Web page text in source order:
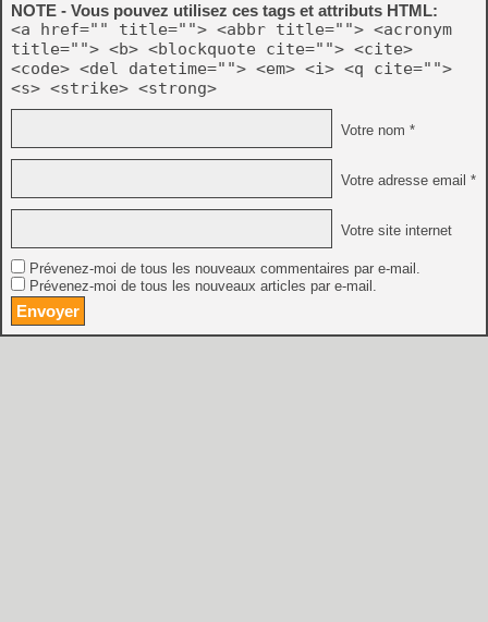
NOTE - Vous pouvez utilisez ces tags et attributs HTML:
<a href="" title=""> <abbr title=""> <acronym
title=""> <b> <blockquote cite=""> <cite>
<code> <del datetime=""> <em> <i> <q cite="">
<s> <strike> <strong>
Votre nom *
Votre adresse email *
Votre site internet
Prévenez-moi de tous les nouveaux commentaires par e-mail.
Prévenez-moi de tous les nouveaux articles par e-mail.